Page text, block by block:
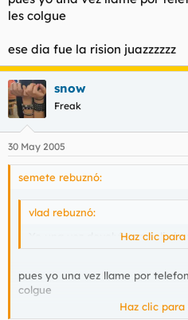
les colgue
ese dia fue la rision juazzzzzz
snow
Freak
30 May 2005
semete rebuznó:
vlad rebuznó:
Yo una vez devolví una peli
Haz clic
pues yo una vez llame por
colgue
Haz clic para